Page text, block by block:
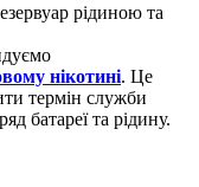
рідиною та
нікотині. Це
термін служби
батареї та рідину.